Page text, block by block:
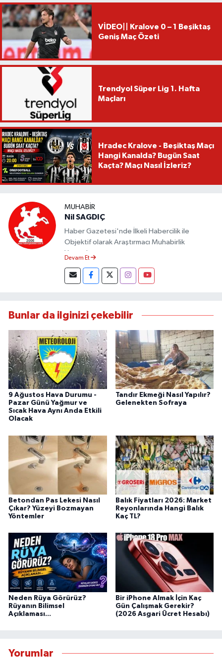
VİDEO|| Kralove 0 – 1 Beşiktaş
Geniş Maç Özeti
Trendyol Süper Lig 1. Hafta
Maçları
Hradec Kralove - Beşiktaş Maçı
Hangi Kanalda? Bugün Saat
Kaçta? Maçı Nasıl İzleriz?
MUHABIR
Nil SAGDIÇ
Haber Gazetesi'nde İlkeli Habercilik ile
Objektif olarak Araştırmacı Muhabirlik
Yapmaktayım.
Devam Et
Bunlar da ilginizi çekebilir
9 Ağustos Hava Durumu -
Pazar Günü Yağmur ve
Sıcak Hava Aynı Anda Etkili
Olacak
Tandır Ekmeği Nasıl Yapılır?
Gelenekten Sofraya
Betondan Pas Lekesi Nasıl
Çıkar? Yüzeyi Bozmayan
Yöntemler
Balık Fiyatları 2026: Market
Reyonlarında Hangi Balık
Kaç TL?
Neden Rüya Görürüz?
Rüyanın Bilimsel
Açıklaması...
Bir iPhone Almak İçin Kaç
Gün Çalışmak Gerekir?
(2026 Asgari Ücret Hesabı)
Yorumlar